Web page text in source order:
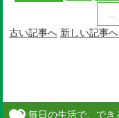
古い記事へ 新しい記事へ